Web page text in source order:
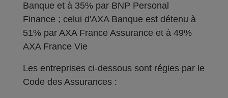
Banque et à 35% par BNP Personal
Finance ; celui d'AXA Banque est détenu à
51% par AXA France Assurance et à 49%
AXA France Vie
Les entreprises ci-dessous sont régies par le
Code des Assurances :